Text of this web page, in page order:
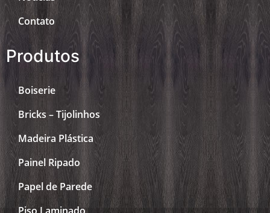
Contato
Produtos
Boiserie
Bricks – Tijolinhos
Madeira Plástica
Painel Ripado
Papel de Parede